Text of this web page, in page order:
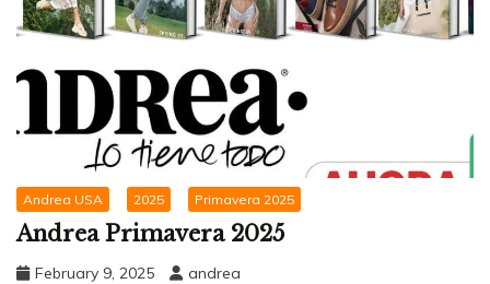
Andrea USA 2025 Primavera 2025
Andrea Primavera 2025
February 9, 2025 andrea